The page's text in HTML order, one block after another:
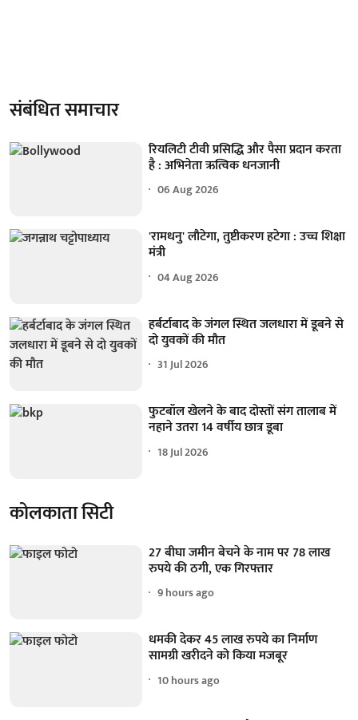
संबंधित समाचार
रियलिटी टीवी प्रसिद्धि और पैसा प्रदान करता
है : अभिनेता ऋत्विक धनजानी
06 Aug 2026
'रामधनु' लौटेगा, तुष्टीकरण हटेगा : उच्च शिक्षा
मंत्री
04 Aug 2026
हर्बर्टाबाद के जंगल स्थित जलधारा में डूबने से
दो युवकों की मौत
31 Jul 2026
फुटबॉल खेलने के बाद दोस्तों संग तालाब में
नहाने उतरा 14 वर्षीय छात्र डूबा
18 Jul 2026
कोलकाता सिटी
27 बीघा जमीन बेचने के नाम पर 78 लाख
रुपये की ठगी, एक गिरफ्तार
9 hours ago
धमकी देकर 45 लाख रुपये का निर्माण
सामग्री खरीदने को किया मजबूर
10 hours ago